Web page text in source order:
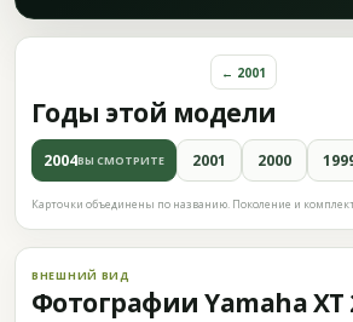
Годы этой модели
← 2001
2004ВЫ СМОТРИТЕ 2001 2000
Карточки объединены по названию. Поколение и
ВНЕШНИЙ ВИД
Фотографии Yamaha XT